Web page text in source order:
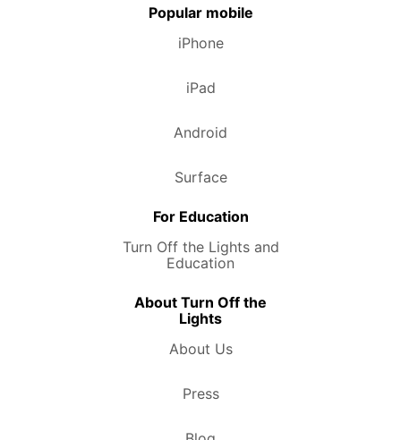
Popular mobile
iPhone
iPad
Android
Surface
For Education
Turn Off the Lights and
Education
About Turn Off the
Lights
About Us
Press